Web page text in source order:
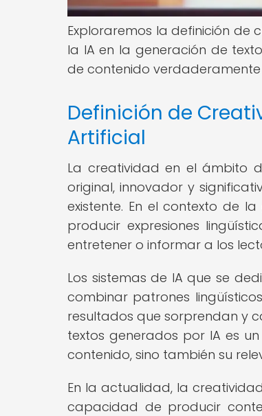
Exploraremos la definición de
la IA en la generación de
de contenido
Definición de
Artificial
La creatividad en el ámbito
original, innovador y
existente. En el contexto de
producir expresiones
entretener o informar a los
Los sistemas de IA que se
combinar patrones
resultados que sorprendan y
textos generados por IA es
contenido, sino también su
En la actualidad, la
capacidad de producir